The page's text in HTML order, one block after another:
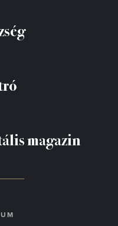
magazin